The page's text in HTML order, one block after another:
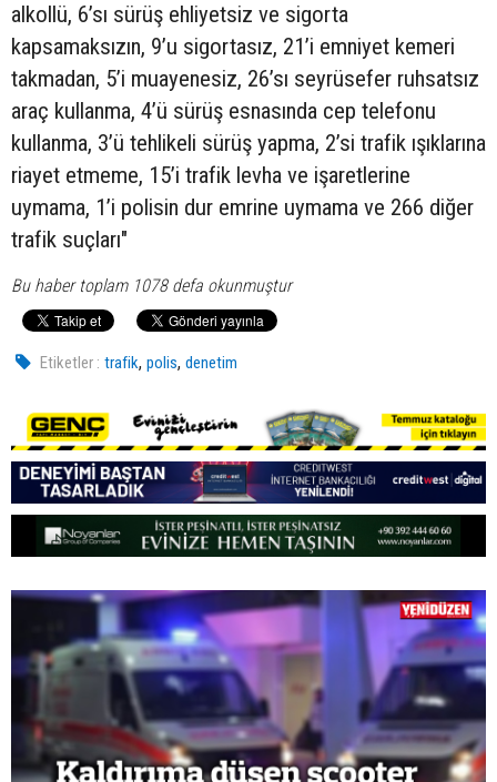
alkollü, 6’sı sürüş ehliyetsiz ve sigorta
kapsamaksızın, 9’u sigortasız, 21’i emniyet kemeri
takmadan, 5’i muayenesiz, 26’sı seyrüsefer ruhsatsız
araç kullanma, 4’ü sürüş esnasında cep telefonu
kullanma, 3’ü tehlikeli sürüş yapma, 2’si trafik ışıklarına
riayet etmeme, 15’i trafik levha ve işaretlerine
uymama, 1’i polisin dur emrine uymama ve 266 diğer
trafik suçları"
Bu haber toplam 1078 defa okunmuştur
Etiketler : trafik,polis,denetim